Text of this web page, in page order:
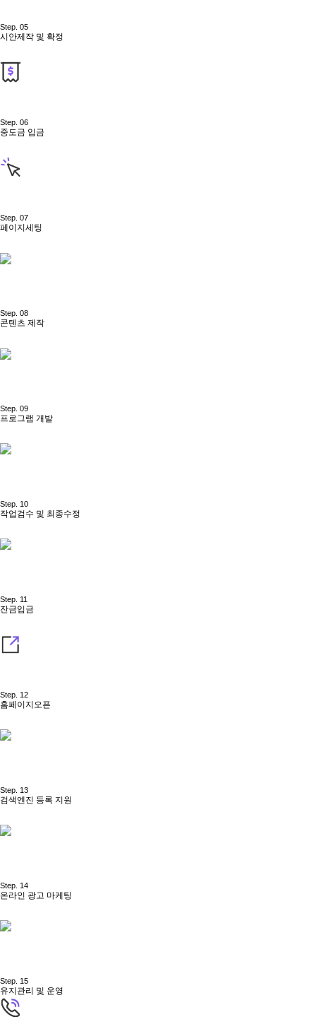
Step. 05
시안제작 및 확정
Step. 06
중도금 입금
Step. 07
페이지세팅
Step. 08
콘텐츠 제작
Step. 09
프로그램 개발
Step. 10
작업검수 및 최종수정
Step. 11
잔금입금
Step. 12
홈페이지오픈
Step. 13
검색엔진 등록 지원
Step. 14
온라인 광고 마케팅
Step. 15
유지관리 및 운영